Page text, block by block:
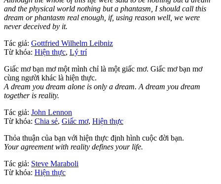
and the physical world nothing but a phantasm, I should call this
dream or phantasm real enough, if, using reason well, we were
never deceived by it.
Tác giả: Gottfried Wilhelm Leibniz
Từ khóa: Hiện thực, Lý trí
Giấc mơ bạn mơ một mình chỉ là một giấc mơ. Giấc mơ bạn mơ
cùng người khác là hiện thực.
A dream you dream alone is only a dream. A dream you dream
together is reality.
Tác giả: John Lennon
Từ khóa: Chia sẻ, Giấc mơ, Hiện thực
Thỏa thuận của bạn với hiện thực định hình cuộc đời bạn.
Your agreement with reality defines your life.
Tác giả: Steve Maraboli
Từ khóa: Hiện thực